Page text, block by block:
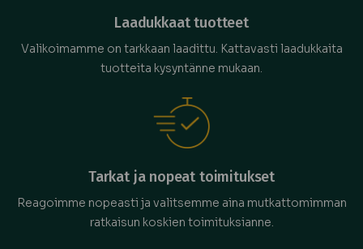
Laadukkaat tuotteet
Valikoimamme on tarkkaan laadittu. Kattavasti laadukkaita
tuotteita kysyntänne mukaan.
Tarkat ja nopeat toimitukset
Reagoimme nopeasti ja valitsemme aina mutkattomimman
ratkaisun koskien toimituksianne.